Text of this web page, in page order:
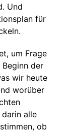
Und
für
um Frage
der
wir heute
worüber
alle
ob